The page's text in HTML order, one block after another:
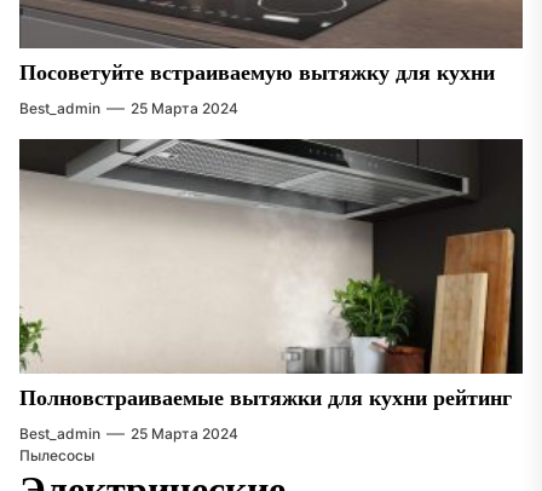
Посоветуйте встраиваемую вытяжку для кухни
Best_admin 25 Марта 2024
Полновстраиваемые вытяжки для кухни рейтинг
Best_admin
25 Марта 2024
Пылесосы